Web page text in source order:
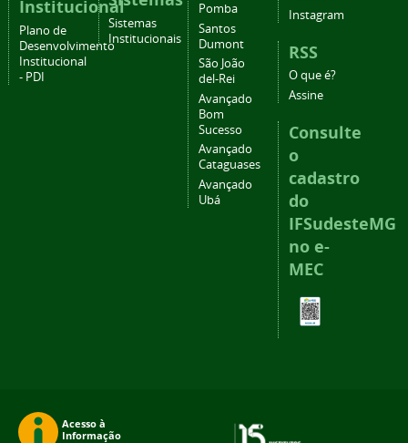
Institucional
Plano de
Desenvolvimento
Institucional
- PDI
Sistemas
Institucionais
Pomba
Santos
Dumont
São João
del-Rei
Avançado
Bom
Sucesso
Avançado
Cataguases
Avançado
Ubá
Instagram
RSS
O que é?
Assine
Consulte
o
cadastro
do
IFSudesteMG
no e-
MEC